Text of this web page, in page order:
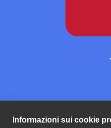
Informazioni sui cookie